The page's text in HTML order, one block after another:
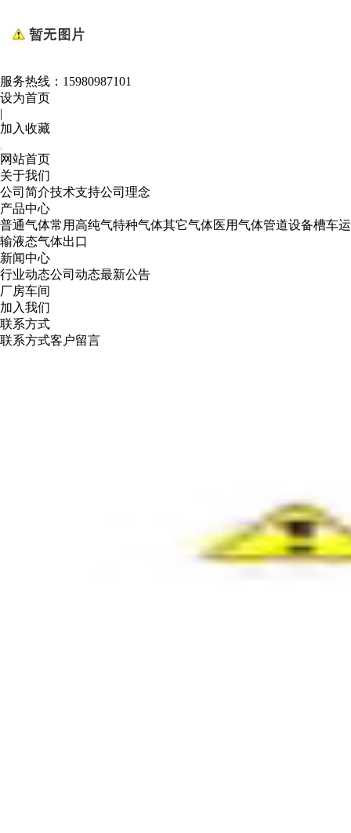
服务热线： 15980987101
设为首页
|
加入收藏
网站首页
关于我们
公司简介技术支持公司理念
产品中心
普通气体常用高纯气特种气体其它气体医用气体管道设备槽车运
输液态气体出口
新闻中心
行业动态公司动态最新公告
厂房车间
加入我们
联系方式
联系方式客户留言